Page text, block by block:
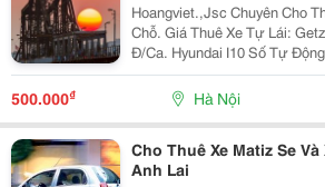
Hoangviet.,Jsc Chuyên Cho
Chỗ. Giá Thuê Xe Tự Lái: Getz Số Sàn Giá: 500.000
Đ/Ca. Hyundai I10 Số Tự Động 1.2 - 2016 Giá:
600.000Đ/Ca. Hyundai I10 Số Tự Động 1.2 - 2018 Giá:
650.000 Đ/Ca. Vios Limo
500.000₫ Hà Nội
Cho Thuê Xe Matiz Se
Anh Lai